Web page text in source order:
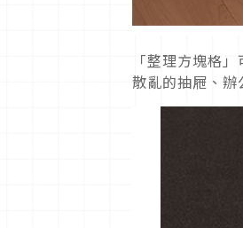
「整理方塊格
散亂的抽屜、辦